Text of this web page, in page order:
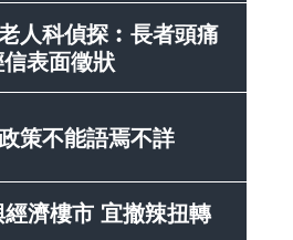
人科偵探︰長者頭痛
表面徵狀
策不能語焉不詳
濟樓市 宜撤辣扭轉